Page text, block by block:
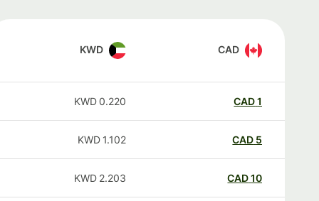
CAD
KWD
CAD
0.220
KWD
CAD
1.102
KWD
CAD
2.203
KWD